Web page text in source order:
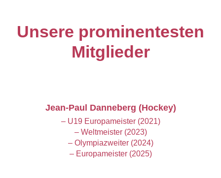
Unsere prominentesten
Mitglieder
Jean-Paul Danneberg (Hockey)
– U19 Europameister (2021)
– Weltmeister (2023)
– Olympiazweiter (2024)
– Europameister (2025)